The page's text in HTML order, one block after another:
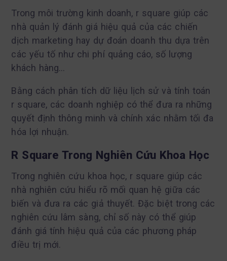
Trong môi trường kinh doanh, r square giúp các
nhà quản lý đánh giá hiệu quả của các chiến
dịch marketing hay dự đoán doanh thu dựa trên
các yếu tố như chi phí quảng cáo, số lượng
khách hàng…
Bằng cách phân tích dữ liệu lịch sử và tính toán
r square, các doanh nghiệp có thể đưa ra những
quyết định thông minh và chính xác nhằm tối đa
hóa lợi nhuận.
R Square Trong Nghiên Cứu Khoa Học
Trong nghiên cứu khoa học, r square giúp các
nhà nghiên cứu hiểu rõ mối quan hệ giữa các
biến và đưa ra các giả thuyết. Đặc biệt trong các
nghiên cứu lâm sàng, chỉ số này có thể giúp
đánh giá tính hiệu quả của các phương pháp
điều trị mới.